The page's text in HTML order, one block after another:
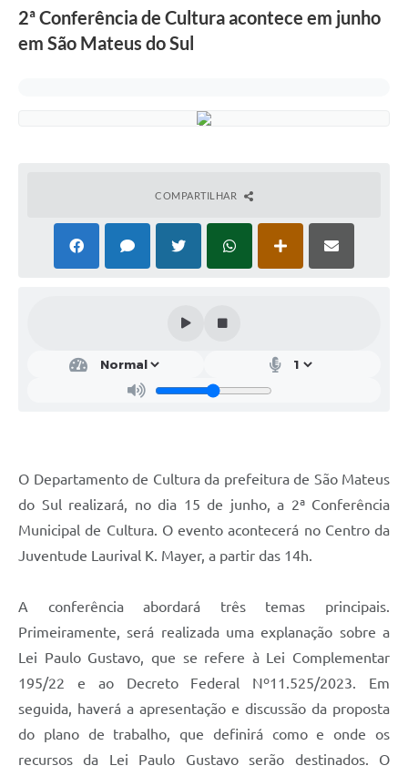
Ouvidoria
PSS Unificado 2025
INOVA_SÃO MATEUS DO SUL
Cadastro para Castração
Feriados Municipais
Telefones Postos de Saúde
Plantão das Funerárias
Serviço de Informação ao Cidadão
Termos de Fomento
2ª Conferência de Cultura acontece em junho
em São Mateus do Sul
COMPARTILHAR
O Departamento de Cultura da prefeitura de São Mateus
do Sul realizará, no dia 15 de junho, a 2ª Conferência
Municipal de Cultura. O evento acontecerá no Centro da
Juventude Laurival K. Mayer, a partir das 14h.
A conferência abordará três temas principais.
Primeiramente, será realizada uma explanação sobre a
Lei Paulo Gustavo, que se refere à Lei Complementar
195/22 e ao Decreto Federal Nº11.525/2023. Em
seguida, haverá a apresentação e discussão da proposta
do plano de trabalho, que definirá como e onde os
recursos da Lei Paulo Gustavo serão destinados. O